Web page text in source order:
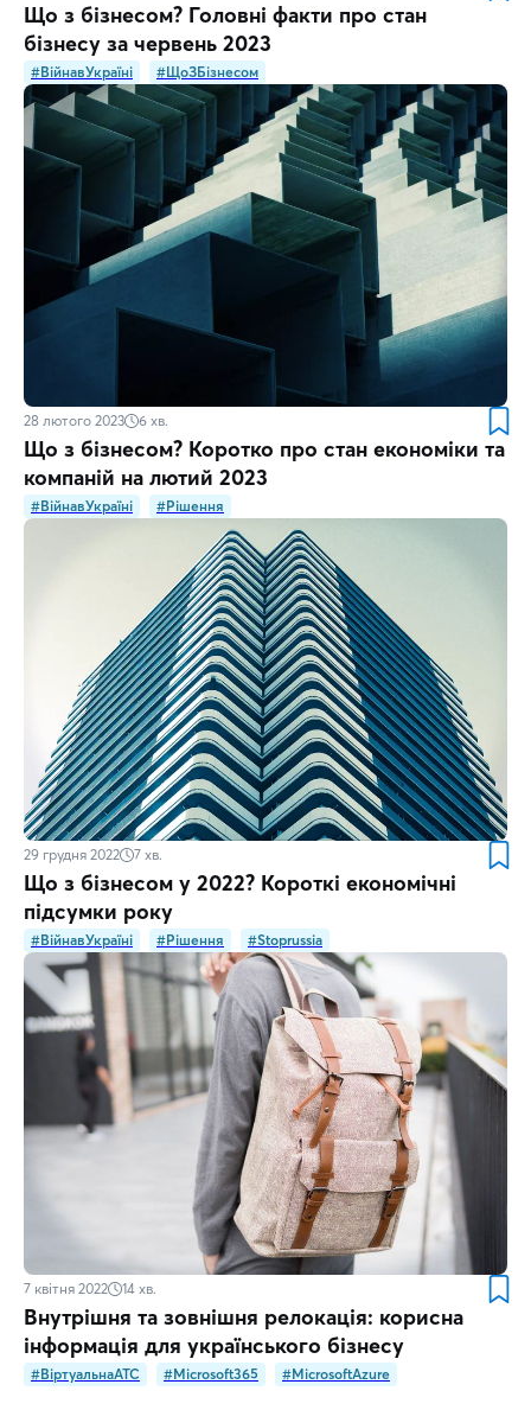
Що з бізнесом? Головні факти про стан
бізнесу за червень 2023
#ВійнавУкраїні #ЩоЗБізнесом
28 лютого 2023 6 хв.
Що з бізнесом? Коротко про стан економіки та
компаній на лютий 2023
#ВійнавУкраїні #Рішення
29 грудня 2022 7 хв.
Що з бізнесом у 2022? Короткі економічні
підсумки року
#ВійнавУкраїні #Рішення #Stoprussia
7 квітня 2022 14 хв.
Внутрішня та зовнішня релокація: корисна
інформація для українського бізнесу
#ВіртуальнаATC #Microsoft365 #MicrosoftAzure